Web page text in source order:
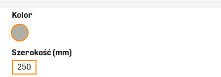
Kolor
Szerokość (mm)
250